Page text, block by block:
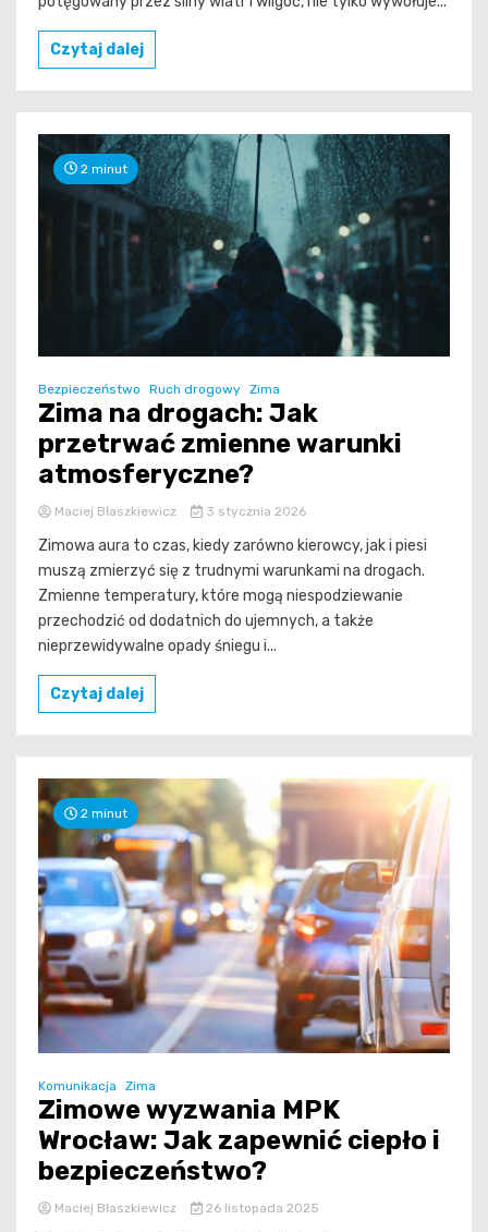
Czytaj dalej
2 minut
Bezpieczeństwo Ruch drogowy Zima
Zima na drogach: Jak
przetrwać zmienne warunki
atmosferyczne?
Maciej Błaszkiewicz 3 stycznia 2026
Zimowa aura to czas, kiedy zarówno kierowcy, jak i piesi
muszą zmierzyć się z trudnymi warunkami na drogach.
Zmienne temperatury, które mogą niespodziewanie
przechodzić od dodatnich do ujemnych, a także
nieprzewidywalne opady śniegu i...
Czytaj dalej
2 minut
Komunikacja Zima
Zimowe wyzwania MPK
Wrocław: Jak zapewnić ciepło i
bezpieczeństwo?
Maciej Błaszkiewicz 26 listopada 2025